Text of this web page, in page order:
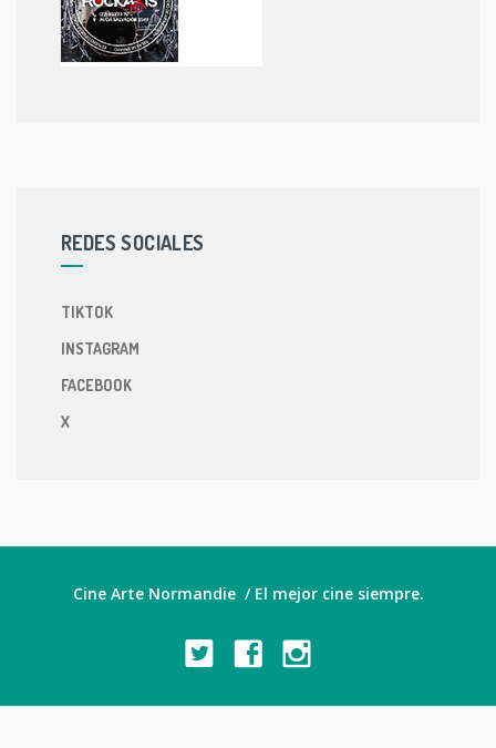
REDES SOCIALES
TIKTOK
INSTAGRAM
FACEBOOK
X
Cine Arte Normandie / El mejor cine siempre.